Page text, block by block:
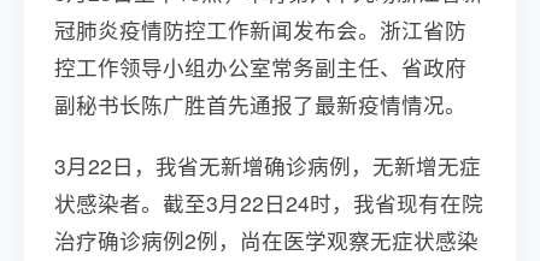
冠肺炎疫情防控工作新闻发布会。浙江省防
控工作领导小组办公室常务副主任、省政府
副秘书长陈广胜首先通报了最新疫情情况。
3月22日，我省无新增确诊病例，无新增无症
状感染者。截至3月22日24时，我省现有在院
治疗确诊病例2例，尚在医学观察无症状感染